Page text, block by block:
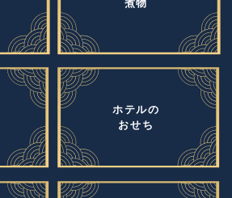
煮物
ホテルの
おせち